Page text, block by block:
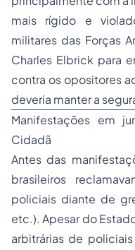
mais rígido e
militares das Forças
Charles Elbrick para
contra os opositores
deveria manter a
Manifestações em
Cidadã
Antes das
brasileiros
policiais diante de
etc.). Apesar do
arbitrárias de